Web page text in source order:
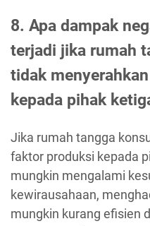
8. Apa dampak
terjadi jika rumah
tidak
kepada pihak
Jika rumah tangga
faktor produksi kepada
mungkin mengalami
kewirausahaan,
mungkin kurang efisien